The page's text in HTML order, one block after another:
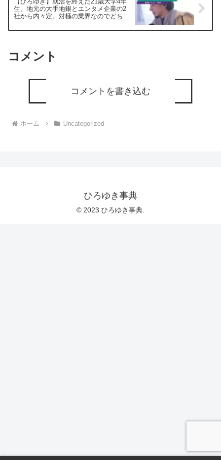
生。地元の大手地銀とエンタメ企業の2
社から内々定。対極の業界なのでどちら
り抜き 20250404
コメント
コメントを書き込む
ホーム Uncategorized
ひろゆき事典
© 2023 ひろゆき事典.